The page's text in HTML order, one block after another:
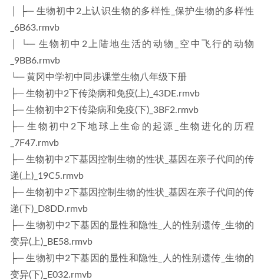
│ ├─ 生物初中2上认识生物的多样性_保护生物的多样性
_6B63.rmvb
│ └─ 生物初中2上陆地生活的动物_空中飞行的动物
_9BB6.rmvb
└─ 黄冈中学初中同步课堂生物八年级下册
├─ 生物初中2下传染病和免疫(上)_43DE.rmvb
├─ 生物初中2下传染病和免疫(下)_3BF2.rmvb
├─ 生物初中2下地球上生命的起源_生物进化的历程
_7F47.rmvb
├─ 生物初中2下基因控制生物的性状_基因在亲子代间的传
递(上)_19C5.rmvb
├─ 生物初中2下基因控制生物的性状_基因在亲子代间的传
递(下)_D8DD.rmvb
├─ 生物初中2下基因的显性和隐性_人的性别遗传_生物的
变异(上)_BE58.rmvb
├─ 生物初中2下基因的显性和隐性_人的性别遗传_生物的
变异(下)_E032.rmvb